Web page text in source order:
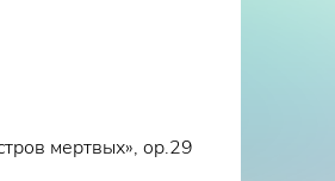
мертвых», op.29